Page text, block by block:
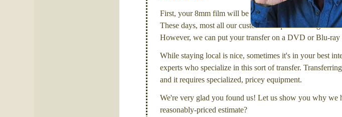
First, your 8mm film will be inspected and carefully
These days, most all our customers request that digital
However, we can put your transfer on a DVD or Blu-
While staying local is nice, sometimes it's in your best
experts who specialize in this sort of transfer.
and it requires specialized, pricey equipment.
We're very glad you found us! Let us show you why we
reasonably-priced estimate?